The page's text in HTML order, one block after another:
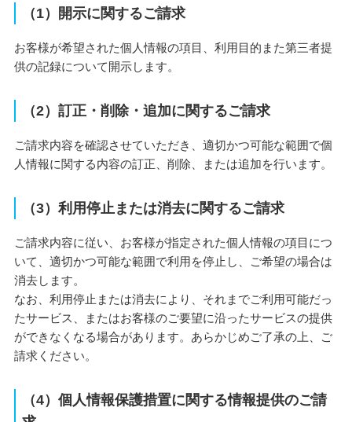
（1）開示に関するご請求
お客様が希望された個人情報の項目、利用目的また第三者提
供の記録について開示します。
（2）訂正・削除・追加に関するご請求
ご請求内容を確認させていただき、適切かつ可能な範囲で個
人情報に関する内容の訂正、削除、または追加を行います。
（3）利用停止または消去に関するご請求
ご請求内容に従い、お客様が指定された個人情報の項目につ
いて、適切かつ可能な範囲で利用を停止し、ご希望の場合は
消去します。
なお、利用停止または消去により、それまでご利用可能だっ
たサービス、またはお客様のご要望に沿ったサービスの提供
ができなくなる場合があります。あらかじめご了承の上、ご
請求ください。
（4）個人情報保護措置に関する情報提供のご請